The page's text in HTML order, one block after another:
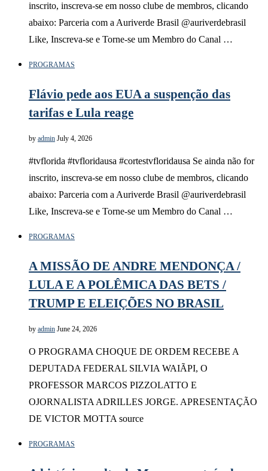
inscrito, inscreva-se em nosso clube de membros, clicando
abaixo: Parceria com a Auriverde Brasil @auriverdebrasil
Like, Inscreva-se e Torne-se um Membro do Canal …
PROGRAMAS
Flávio pede aos EUA a suspenção das
tarifas e Lula reage
by admin July 4, 2026
#tvflorida #tvfloridausa #cortestvfloridausa Se ainda não for
inscrito, inscreva-se em nosso clube de membros, clicando
abaixo: Parceria com a Auriverde Brasil @auriverdebrasil
Like, Inscreva-se e Torne-se um Membro do Canal …
PROGRAMAS
A MISSÃO DE ANDRE MENDONÇA /
LULA E A POLÊMICA DAS BETS /
TRUMP E ELEIÇÕES NO BRASIL
by admin June 24, 2026
O PROGRAMA CHOQUE DE ORDEM RECEBE A
DEPUTADA FEDERAL SILVIA WAIÃPI, O
PROFESSOR MARCOS PIZZOLATTO E
OJORNALISTA ADRILLES JORGE. APRESENTAÇÃO
DE VICTOR MOTTA source
PROGRAMAS